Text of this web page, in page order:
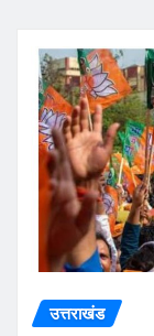
उत्तराखंड